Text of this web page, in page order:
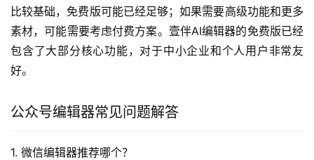
比较基础，免费版可能已经足够；如果需要高级功能和更多
素材，可能需要考虑付费方案。壹伴AI编辑器的免费版已经
包含了大部分核心功能，对于中小企业和个人用户非常友
好。
公众号编辑器常见问题解答
1. 微信编辑器推荐哪个？